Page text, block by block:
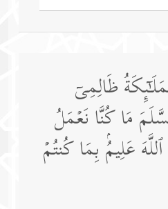
ظَالِمِیۤ
مَا كُنَّا نَعۡمَلُ
عَلِیمُۢ بِمَا كُنتُمۡ